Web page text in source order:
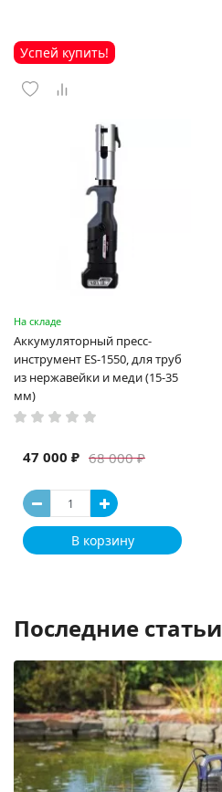
Успей купить!
На складе
Аккумуляторный пресс-
инструмент ES-1550, для труб
из нержавейки и меди (15-35
мм)
68 000 ₽
47 000 ₽
В корзину
Последние статьи